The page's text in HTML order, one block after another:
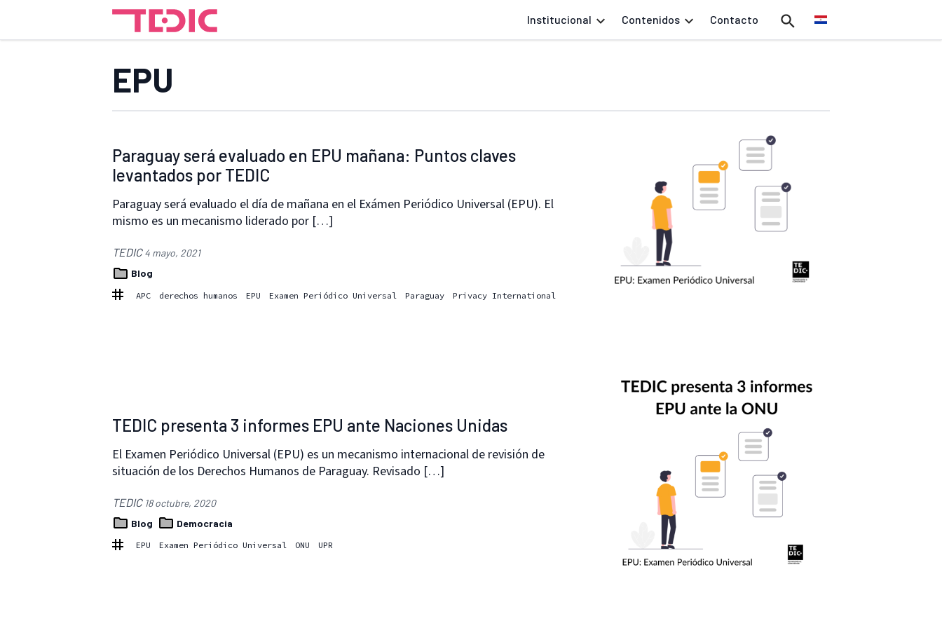
Institucional Contenidos Contacto
EPU
Paraguay será evaluado en EPU mañana: Puntos claves
levantados por TEDIC
Paraguay será evaluado el día de mañana en el Exámen Periódico Universal (EPU). El
mismo es un mecanismo liderado por […]
TEDIC4 mayo, 2021
Blog
APC derechos humanos EPU Examen Periódico Universal Paraguay Privacy International
TEDIC presenta 3 informes EPU ante Naciones Unidas
El Examen Periódico Universal (EPU) es un mecanismo internacional de revisión de
situación de los Derechos Humanos de Paraguay. Revisado […]
TEDIC 18 octubre, 2020
Blog
Democracia
EPU Examen Periódico Universal ONU UPR